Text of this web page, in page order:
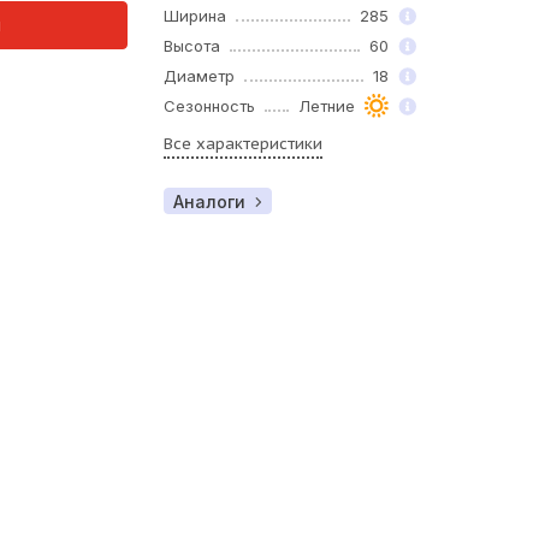
Ширина
285
Высота
60
Диаметр
18
Сезонность
Летние
Все характеристики
Аналоги